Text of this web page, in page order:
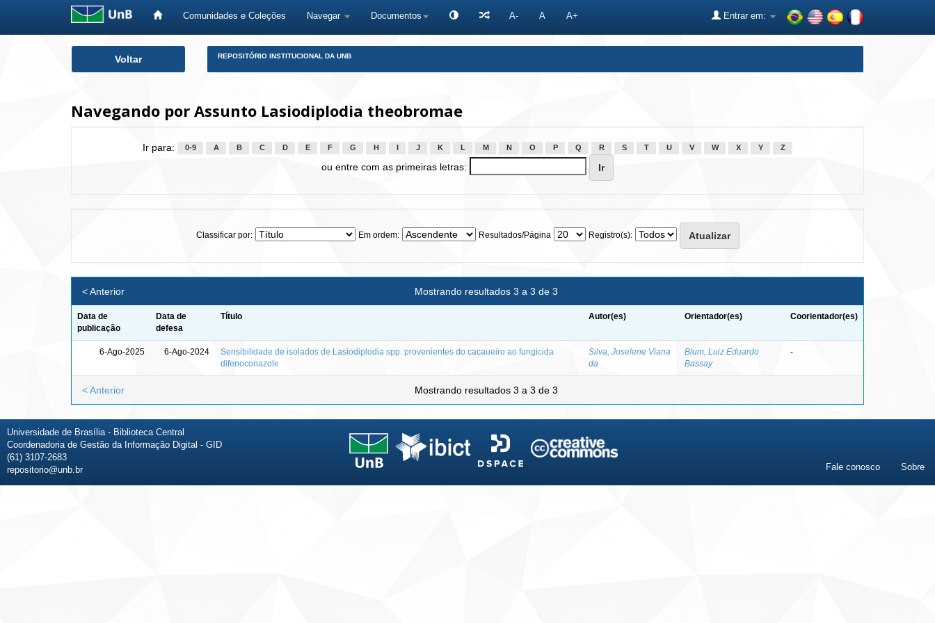
Comunidades e Coleções Navegar Documentos A- A A+ Entrar em:
Voltar REPOSITÓRIO INSTITUCIONAL DA UNB
Navegando por Assunto Lasiodiplodia theobromae
Ir para: 0-9 A B C D E F G H J K L M N O P Q R S T U V W X Y Z
ou entre com as primeiras letras:
Classificar por: Em ordem: Resultados/Página Registro(s):
Mostrando resultados 3 a 3 de 3
< Anterior
Data de
publicação
Data de
defesa
Título Autor(es) Orientador(es) Coorientador(es)
6-Ago-2025 6-Ago-2024
Sensibilidade de isolados de Lasiodiplodia spp. provenientes do cacaueiro ao fungicida
difenoconazole
Silva, Joselene Viana
da
Blum, Luiz Eduardo
Bassay
-
Mostrando resultados 3 a 3 de 3
< Anterior
Universidade de Brasília - Biblioteca Central
Coordenadoria de Gestão da Informação Digital - GID
(61) 3107-2683
repositorio@unb.br
Fale conosco Sobre